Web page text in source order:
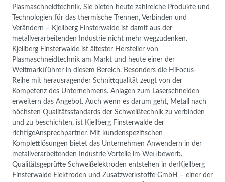
Plasmaschneidtechnik. Sie bieten heute zahlreiche Produkte und
Technologien für das thermische Trennen, Verbinden und
Verändern – Kjellberg Finsterwalde ist damit aus der
metallverarbeitenden Industrie nicht mehr wegzudenken.
Kjellberg Finsterwalde ist ältester Hersteller von
Plasmaschneidtechnik am Markt und heute einer der
Weltmarktführer in diesem Bereich. Besonders die HiFocus-
Reihe mit herausragender Schnittqualität zeugt von der
Kompetenz des Unternehmens. Anlagen zum Laserschneiden
erweitern das Angebot. Auch wenn es darum geht, Metall nach
höchsten Qualitätsstandards der Schweißtechnik zu verbinden
und zu beschichten, ist Kjellberg Finsterwalde der
richtigeAnsprechpartner. Mit kundenspezifischen
Komplettlösungen bietet das Unternehmen Anwendern in der
metallverarbeitenden Industrie Vorteile im Wettbewerb.
Qualitätsgeprüfte Schweißelektroden entstehen in derKjellberg
Finsterwalde Elektroden und Zusatzwerkstoffe GmbH – einer der